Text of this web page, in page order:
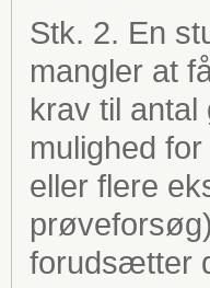
Stk. 2. En
mangler at
krav til
mulighed
eller flere
forudsætter